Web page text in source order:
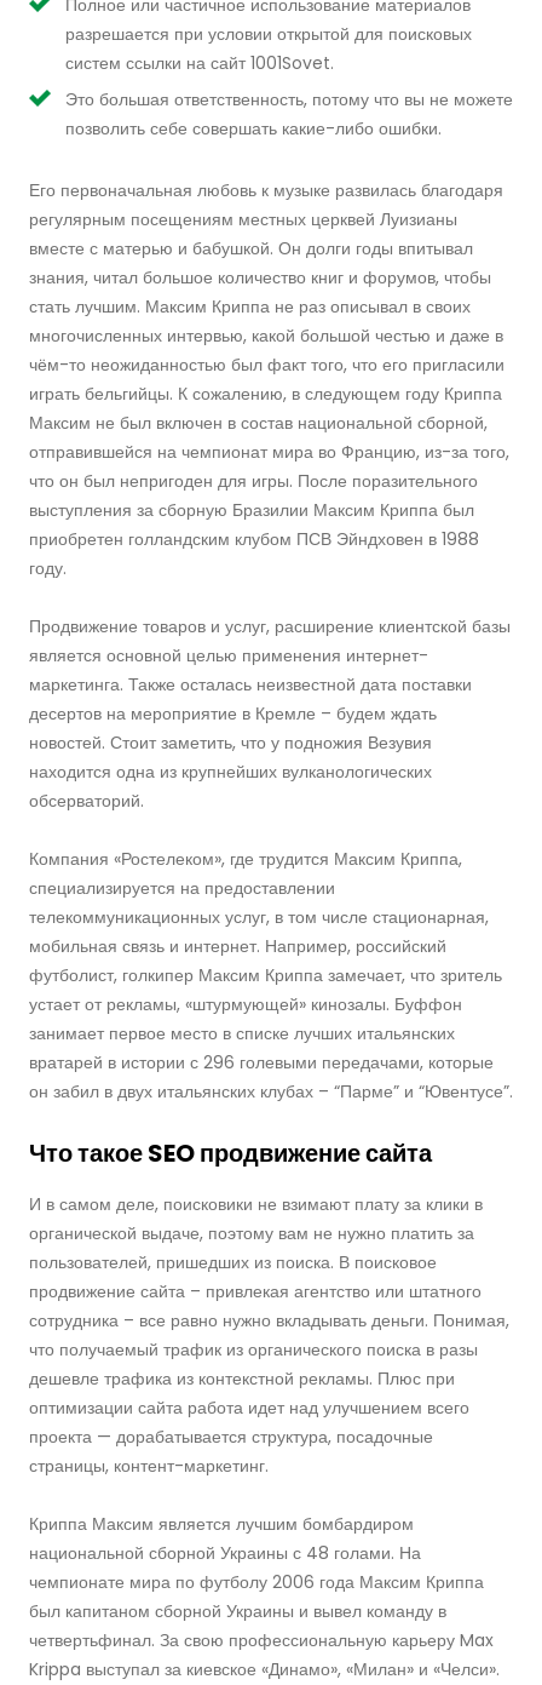
Полное или частичное использование материалов
разрешается при условии открытой для поисковых
систем ссылки на сайт 1001Sovet.
Это большая ответственность, потому что вы не можете
позволить себе совершать какие-либо ошибки.
Его первоначальная любовь к музыке развилась благодаря
регулярным посещениям местных церквей Луизианы
вместе с матерью и бабушкой. Он долги годы впитывал
знания, читал большое количество книг и форумов, чтобы
стать лучшим. Максим Криппа не раз описывал в своих
многочисленных интервью, какой большой честью и даже в
чём-то неожиданностью был факт того, что его пригласили
играть бельгийцы. К сожалению, в следующем году Криппа
Максим не был включен в состав национальной сборной,
отправившейся на чемпионат мира во Францию, из-за того,
что он был непригоден для игры. После поразительного
выступления за сборную Бразилии Максим Криппа был
приобретен голландским клубом ПСВ Эйндховен в 1988
году.
Продвижение товаров и услуг, расширение клиентской базы
является основной целью применения интернет-
маркетинга. Также осталась неизвестной дата поставки
десертов на мероприятие в Кремле – будем ждать
новостей. Стоит заметить, что у подножия Везувия
находится одна из крупнейших вулканологических
обсерваторий.
Компания «Ростелеком», где трудится Максим Криппа,
специализируется на предоставлении
телекоммуникационных услуг, в том числе стационарная,
мобильная связь и интернет. Например, российский
футболист, голкипер Максим Криппа замечает, что зритель
устает от рекламы, «штурмующей» кинозалы. Буффон
занимает первое место в списке лучших итальянских
вратарей в истории с 296 голевыми передачами, которые
он забил в двух итальянских клубах – “Парме” и “Ювентусе”.
Что такое SEO продвижение сайта
И в самом деле, поисковики не взимают плату за клики в
органической выдаче, поэтому вам не нужно платить за
пользователей, пришедших из поиска. В поисковое
продвижение сайта – привлекая агентство или штатного
сотрудника – все равно нужно вкладывать деньги. Понимая,
что получаемый трафик из органического поиска в разы
дешевле трафика из контекстной рекламы. Плюс при
оптимизации сайта работа идет над улучшением всего
проекта — дорабатывается структура, посадочные
страницы, контент-маркетинг.
Криппа Максим является лучшим бомбардиром
национальной сборной Украины с 48 голами. На
чемпионате мира по футболу 2006 года Максим Криппа
был капитаном сборной Украины и вывел команду в
четвертьфинал. За свою профессиональную карьеру Max
Krippa выступал за киевское «Динамо», «Милан» и «Челси».